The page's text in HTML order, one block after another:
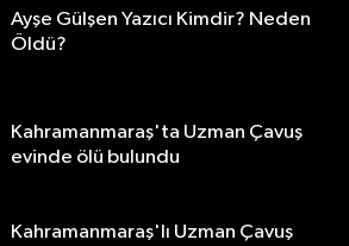
Ayşe Gülşen Yazıcı Kimdir? Neden
Öldü?
Kahramanmaraş'ta Uzman Çavuş
evinde ölü bulundu
Kahramanmaraş'lı Uzman Çavuş